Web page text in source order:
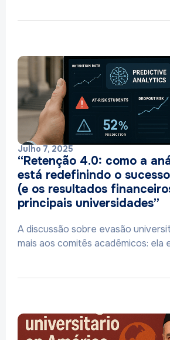
Julho 7, 2025
“Retenção 4.0: como a
está redefinindo o
(e os resultados
principais universidades”
A discussão sobre evasão
mais aos comitês acadêmicos: ela